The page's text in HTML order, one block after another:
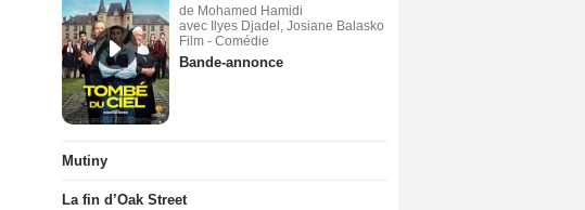
de Mohamed Hamidi
avec Ilyes Djadel, Josiane Balasko
Film - Comédie
Bande-annonce
Mutiny
La fin d’Oak Street